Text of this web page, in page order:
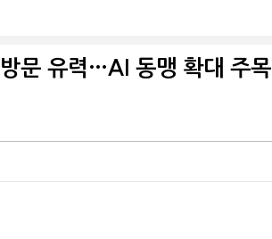
문 유력…AI 동맹 확대 주목